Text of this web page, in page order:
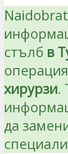
стълб в
операция
хирурзи.
да